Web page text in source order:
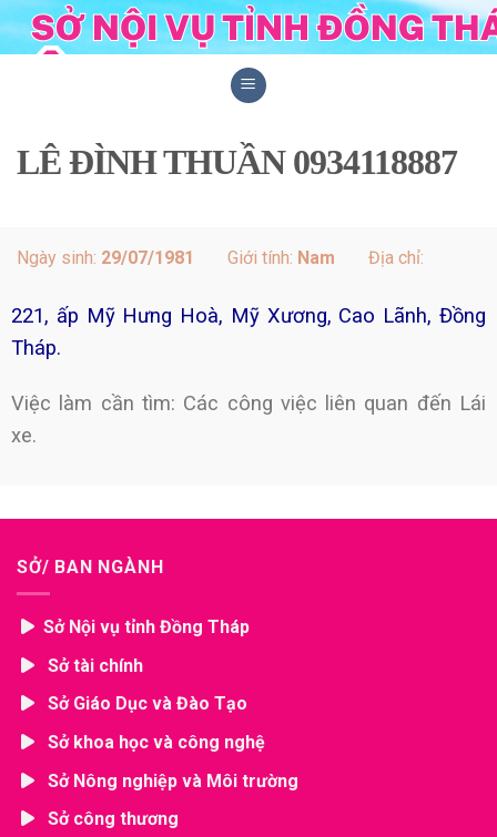
Skip
to
LÊ ĐÌNH THUẦN 0934118887
Ngày sinh: 29/07/1981 Giới tính: Nam Địa chỉ:
221, ấp Mỹ Hưng Hoà, Mỹ Xương, Cao Lãnh, Đồng
Tháp.
Việc làm cần tìm: Các công việc liên quan đến Lái
xe.
SỞ/ BAN NGÀNH
Sở Nội vụ tỉnh Đồng Tháp
Sở tài chính
Sở Giáo Dục và Đào Tạo
Sở khoa học và công nghệ
Sở Nông nghiệp và Môi trường
Sở công thương